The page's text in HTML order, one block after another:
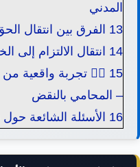
المدني
13 الفرق بين انتقال
14 انتقال الالتزام
15 🧑‍⚖️ تجربة واقعية
– المحامي بالنقض
16 الأسئلة الشائعة